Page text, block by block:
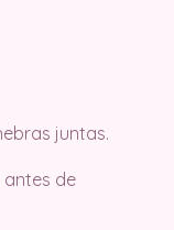
juntas.
de